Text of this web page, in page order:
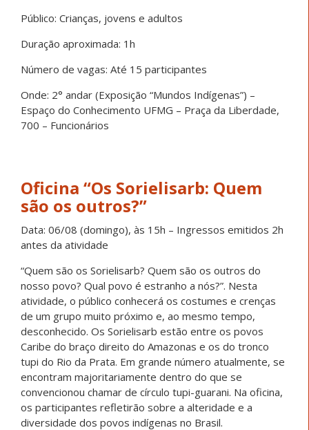
Público: Crianças, jovens e adultos
Duração aproximada: 1h
Número de vagas: Até 15 participantes
Onde: 2° andar (Exposição “Mundos Indígenas”) –
Espaço do Conhecimento UFMG – Praça da Liberdade,
700 – Funcionários
Oficina “Os Sorielisarb: Quem
são os outros?”
Data: 06/08 (domingo), às 15h – Ingressos emitidos 2h
antes da atividade
“Quem são os Sorielisarb? Quem são os outros do
nosso povo? Qual povo é estranho a nós?”. Nesta
atividade, o público conhecerá os costumes e crenças
de um grupo muito próximo e, ao mesmo tempo,
desconhecido. Os Sorielisarb estão entre os povos
Caribe do braço direito do Amazonas e os do tronco
tupi do Rio da Prata. Em grande número atualmente, se
encontram majoritariamente dentro do que se
convencionou chamar de círculo tupi-guarani. Na oficina,
os participantes refletirão sobre a alteridade e a
diversidade dos povos indígenas no Brasil.